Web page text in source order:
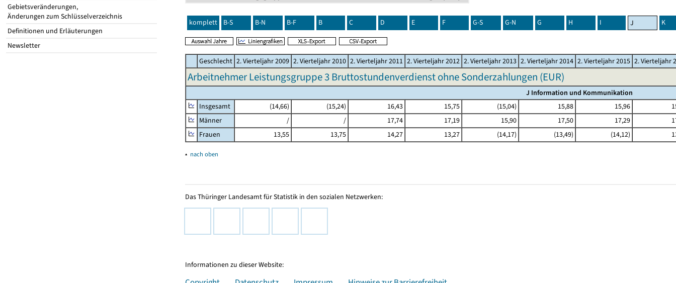
Gebietsveränderungen,
Änderungen zum Schlüsselverzeichnis
Definitionen und Erläuterungen
Newsletter
komplett B-S B-N B-F B C D E F G-S G-N G H I J K
Geschlecht 2. Vierteljahr 2009 2. Vierteljahr 2010 2. Vierteljahr 2011 2. Vierteljahr 2012 2. Vierteljahr 2013 2. Vierteljahr 2014 2. Vierteljahr 2015 2. Vierteljahr
Arbeitnehmer Leistungsgruppe 3 Bruttostundenverdienst ohne Sonderzahlungen (EUR)
J Information und Kommunikation
Insgesamt
(14,66) (15,24) 16,43 15,75 (15,04) 15,88 15,96
Männer
/ / 17,74 17,19 15,90 17,50 17,29
Frauen
13,55 13,75 14,27 13,27 (14,17) (13,49) (14,12)
▴ nach oben
Das Thüringer Landesamt für Statistik in den sozialen Netzwerken:
Informationen zu dieser Website: